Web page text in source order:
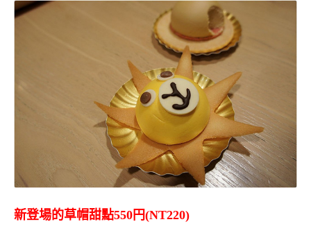
新登場的草帽甜點550円(NT220)